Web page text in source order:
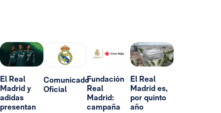
El Real
Madrid y
adidas
presentan
Comunicado
Oficial
Fundación
Real
Madrid:
campaña
El Real
Madrid es,
por quinto
año